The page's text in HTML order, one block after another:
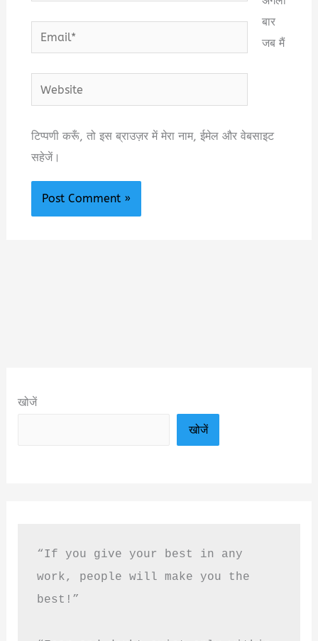
Email*
Website
बार
जब मैं
टिप्पणी करूँ, तो इस ब्राउज़र में मेरा नाम, ईमेल और वेबसाइट
सहेजें।
खोजें
खोजें
“If you give your best in any
work, people will make you the
best!”